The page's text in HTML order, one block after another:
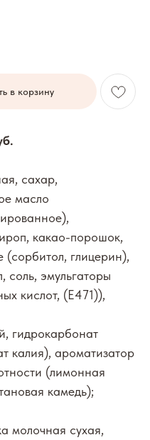
в корзину
сахар,
масло
какао-порошок,
глицерин),
эмульгаторы
кислот, (Е471)),
гидрокарбонат
калия), ароматизатор
(лимонная
камедь);
молочная сухая,